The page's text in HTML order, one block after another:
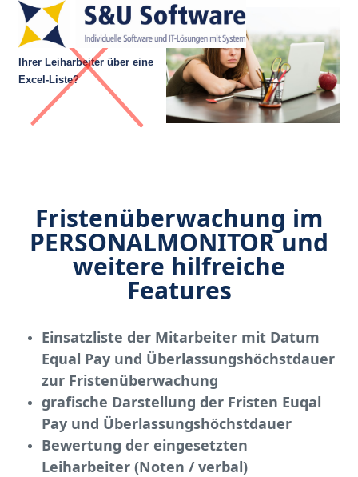
Skip
content
Open
mobile
menu
Close
mobile
menu
Sie überwachen die Fristen
Ihrer Leiharbeiter über eine
Excel-Liste?
Software für Unternehmen
mit Leiharbeitern im Einsatz
Fristenüberwachung im
PERSONALMONITOR und
weitere hilfreiche
Features
Einsatzliste der Mitarbeiter mit Datum
Equal Pay und Überlassungshöchstdauer
zur Fristenüberwachung
grafische Darstellung der Fristen Euqal
Pay und Überlassungshöchstdauer
Bewertung der eingesetzten
Leiharbeiter (Noten / verbal)